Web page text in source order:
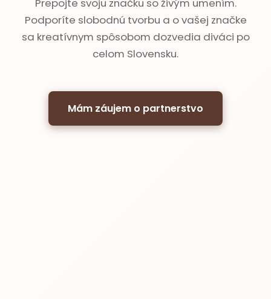
Podporíte slobodnú tvorbu a o vašej značke
sa kreatívnym spôsobom dozvedia diváci po
celom Slovensku.
Mám záujem o partnerstvo